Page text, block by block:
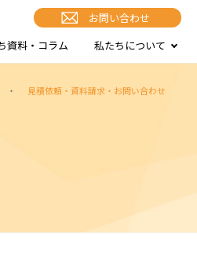
お問い合わせ
資料・コラム 私たちについて
・ 見積依頼・資料請求・お問い合わせ